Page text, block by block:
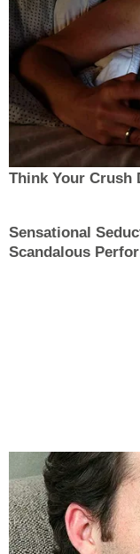
Think Your Crush
Sensational
Scandalous